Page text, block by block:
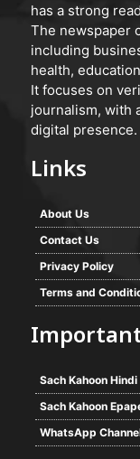
has a strong
The newspaper
including
health,
It focuses on
journalism, with
digital presence.
Links
About Us
Contact Us
Privacy Policy
Terms and
Sach Kahoon Hindi
Sach Kahoon
WhatsApp